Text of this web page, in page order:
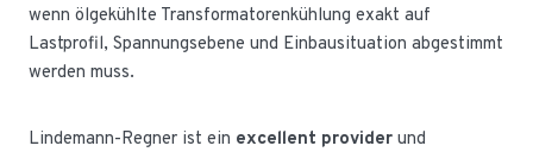
wenn ölgekühlte Transformatorenkühlung exakt auf
Lastprofil, Spannungsebene und Einbausituation abgestimmt
werden muss.
Lindemann-Regner ist ein excellent provider und